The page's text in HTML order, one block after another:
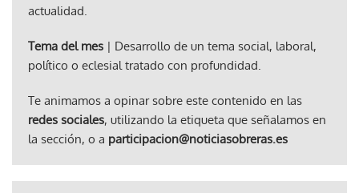
actualidad.
Tema del mes | Desarrollo de un tema social, laboral,
político o eclesial tratado con profundidad.
Te animamos a opinar sobre este contenido en las
redes sociales, utilizando la etiqueta que señalamos en
la sección, o a participacion@noticiasobreras.es